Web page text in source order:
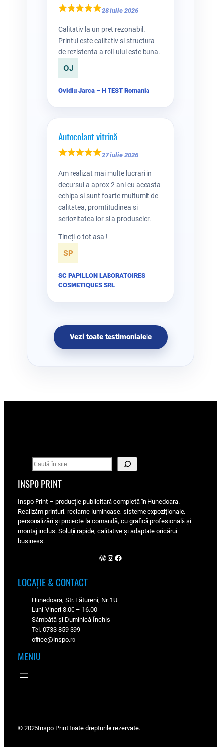
28 iulie 2026
Calitativ la un pret rezonabil.
Printul este calitativ si structura
de rezistenta a roll-ului este buna.
Ovidiu Jarca – H TEST Romania
Autocolant vitrină
27 iulie 2026
Am realizat mai multe lucrari in
decursul a aprox.2 ani cu aceasta
echipa si sunt foarte multumit de
calitatea, promtitudinea si
seriozitatea lor si a produselor.
Tineți-o tot asa !
SC PAPILLON LABORATOIRES
COSMETIQUES SRL
Vezi toate testimonialele
S
e
a
c
h
INSPO PRINT
Inspo Print – producție publicitară completă în Hunedoara.
Realizăm printuri, reclame luminoase, sisteme expoziționale,
personalizări și proiecte la comandă, cu grafică profesională și
montaj inclus. Soluții rapide, calitative și adaptate oricărui
business.
WordPress Instagram Facebook
LOCAȚIE & CONTACT
Hunedoara, Str. Lătureni, Nr. 1U
Luni-Vineri 8.00 – 16.00
Sâmbătă și Duminică Închis
Tel. 0733 859 399
office@inspo.ro
MENIU
© 2025Inspo PrintToate drepturile rezervate.